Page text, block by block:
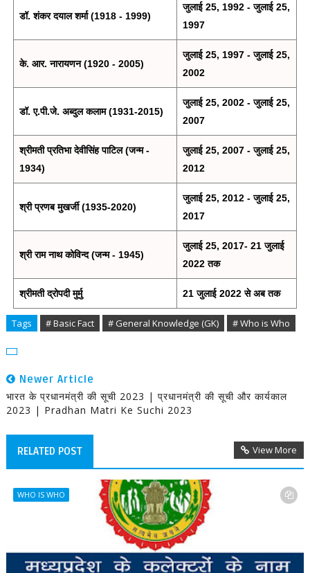
डॉ. शंकर दयाल शर्मा (1918 - 1999)
जुलाई 25, 1992 - जुलाई 25,
1997
के. आर. नारायणन (1920 - 2005)
जुलाई 25, 1997 - जुलाई 25,
2002
डॉ. ए.पी.जे. अब्दुल कलाम (1931-2015)
जुलाई 25, 2002 - जुलाई 25,
2007
श्रीमती प्रतिभा देवीसिंह पाटिल (जन्म -
1934)
जुलाई 25, 2007 - जुलाई 25,
2012
श्री प्रणब मुखर्जी (1935-2020)
जुलाई 25, 2012 - जुलाई 25,
2017
श्री राम नाथ कोविन्द (जन्म - 1945)
जुलाई 25, 2017- 21 जुलाई
2022 तक
श्रीमती द्रोपदी मुर्मु 21 जुलाई 2022 से अब तक
Tags # Basic Fact # General Knowledge (GK) # Who is Who
Newer Article
भारत के प्रधानमंत्री की सूची 2023 | प्रधानमंत्री की सूची और कार्यकाल
2023 | Pradhan Matri Ke Suchi 2023
RELATED POST View More
WHO IS WHO